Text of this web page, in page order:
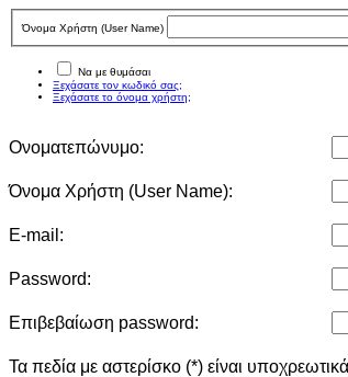
Όνομα Χρήστη (User Νame)
Να με θυμάσαι
Ξεχάσατε τον κωδικό σας;
Ξεχάσατε το όνομα χρήστη;
Ονοματεπώνυμο:
Όνομα Χρήστη (User Νame):
E-mail:
Password:
Επιβεβαίωση password:
Τα πεδία με αστερίσκο (*) είναι